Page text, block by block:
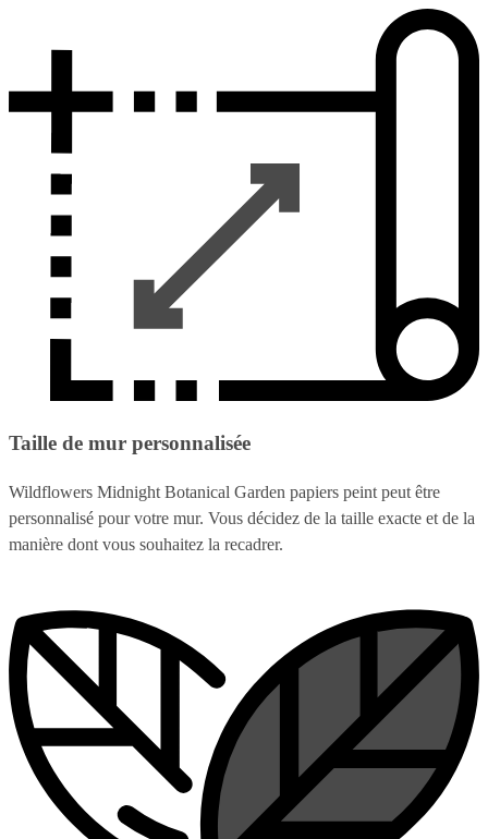
Taille de mur personnalisée
Wildflowers Midnight Botanical Garden papiers peint peut être
personnalisé pour votre mur. Vous décidez de la taille exacte et de la
manière dont vous souhaitez la recadrer.